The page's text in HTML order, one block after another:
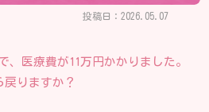
投稿日：2026.05.07
、医療費が11万円かかりました。
りますか？